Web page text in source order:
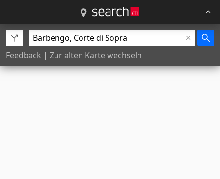
Feedback | Zur alten Karte wechseln